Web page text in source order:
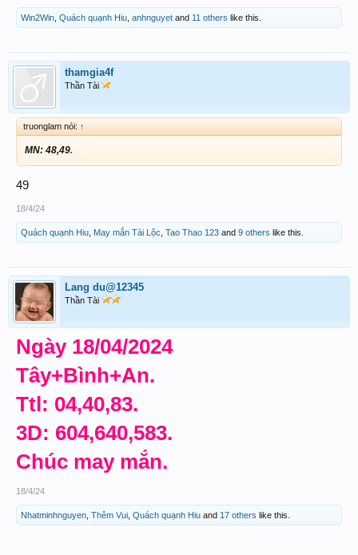
Win2Win Quách quạnh Hiu anhnguyet and 11 others like this.
thamgia4f
Thần Tài
truonglam nói: ↑
MN: 48,49.
49
18/4/24
Quách quạnh Hiu May mắn Tài Lộc Tao Thao 123 and 9 others like this.
Lang du@12345
Thần Tài
Ngày 18/04/2024
Tây+Bình+An.
Ttl: 04,40,83.
3D: 604,640,583.
Chúc may mắn.
18/4/24
Nhatminhnguyen Thêm Vui Quách quạnh Hiu and 17 others like this.